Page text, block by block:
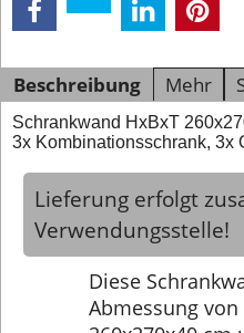
Beschreibung Mehr
Schrankwand HxBxT
3x Kombinationsschrank, 3x
Lieferung erfolgt
Verwendungsstelle!
Diese
Abmessung von